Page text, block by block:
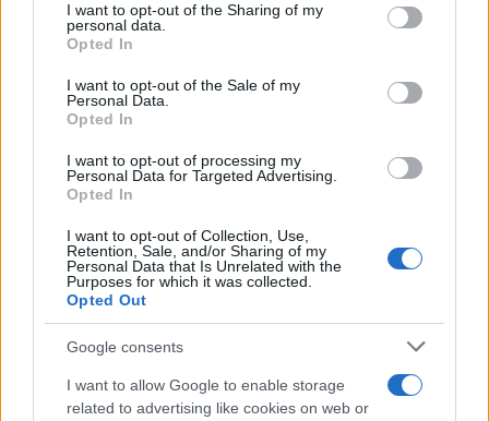
not limited to your visit or usage behaviour. You may click to
grant or deny consent to Google and its third-party tags to
use your data for below specified purposes in below Google
consent section.
I want to opt-out of the Sharing of my
personal data.
Opted In
I want to opt-out of the Sale of my
Personal Data.
Opted In
I want to opt-out of processing my
Personal Data for Targeted Advertising.
Opted In
I want to opt-out of Collection, Use,
Retention, Sale, and/or Sharing of my
Personal Data that Is Unrelated with the
Purposes for which it was collected.
Opted Out
Google consents
I want to allow Google to enable storage
related to advertising like cookies on web or